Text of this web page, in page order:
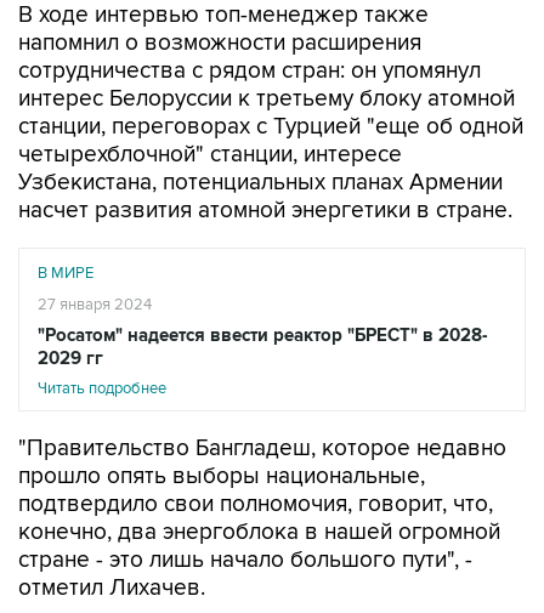
В ходе интервью топ-менеджер также
напомнил о возможности расширения
сотрудничества с рядом стран: он упомянул
интерес Белоруссии к третьему блоку атомной
станции, переговорах с Турцией "еще об одной
четырехблочной" станции, интересе
Узбекистана, потенциальных планах Армении
насчет развития атомной энергетики в стране.
В МИРЕ
27 января 2024
"Росатом" надеется ввести реактор "БРЕСТ" в 2028-
2029 гг
Читать подробнее
"Правительство Бангладеш, которое недавно
прошло опять выборы национальные,
подтвердило свои полномочия, говорит, что,
конечно, два энергоблока в нашей огромной
стране - это лишь начало большого пути", -
отметил Лихачев.